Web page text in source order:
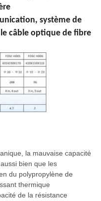
système de
le câble optique de fibre
la mauvaise capacité
bien que les
du polypropylène de
thermique
de la résistance